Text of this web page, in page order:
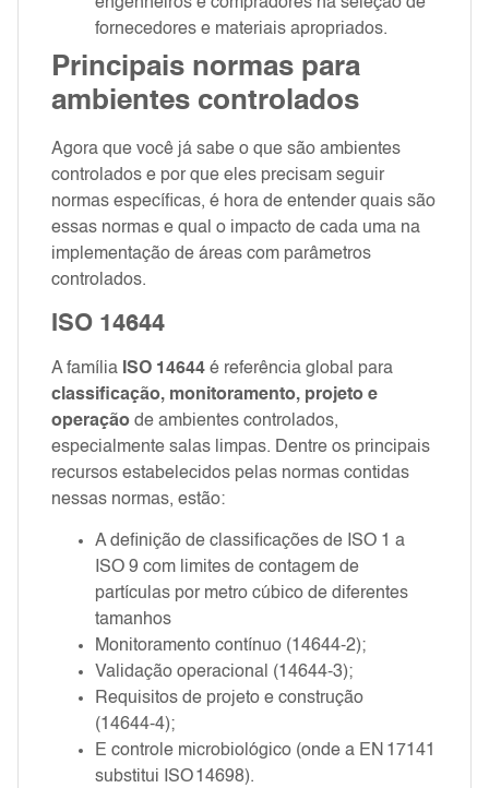
engenheiros e compradores na seleção de
fornecedores e materiais apropriados.
Principais normas para
ambientes controlados
Agora que você já sabe o que são ambientes
controlados e por que eles precisam seguir
normas específicas, é hora de entender quais são
essas normas e qual o impacto de cada uma na
implementação de áreas com parâmetros
controlados.
ISO 14644
A família ISO 14644 é referência global para
classificação, monitoramento, projeto e
operação de ambientes controlados,
especialmente salas limpas. Dentre os principais
recursos estabelecidos pelas normas contidas
nessas normas, estão:
A definição de classificações de ISO 1 a
ISO 9 com limites de contagem de
partículas por metro cúbico de diferentes
tamanhos
Monitoramento contínuo (14644‑2);
Validação operacional (14644‑3);
Requisitos de projeto e construção
(14644‑4);
E controle microbiológico (onde a EN 17141
substitui ISO 14698).